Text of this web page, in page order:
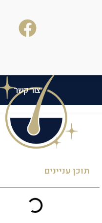
צור קשר
תוכן עניינים